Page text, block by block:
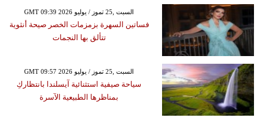
GMT 09:39 2026 السبت ,25 تموز / يوليو
فساتين السهرة بزمزمات الخصر صيحة أنثوية
تتألق بها النجمات
GMT 09:57 2026 السبت ,25 تموز / يوليو
سياحة صيفية استثنائية آيسلندا بانتظاركِ
بمناظرها الطبيعية الآسرة